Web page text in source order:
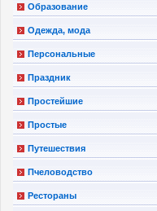
Образование
Одежда, мода
Персональные
Праздник
Простейшие
Простые
Путешествия
Пчеловодство
Рестораны